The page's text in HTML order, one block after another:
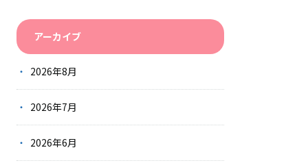
アーカイブ
2026年8月
2026年7月
2026年6月